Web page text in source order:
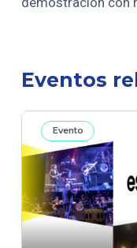
Eventos
Evento